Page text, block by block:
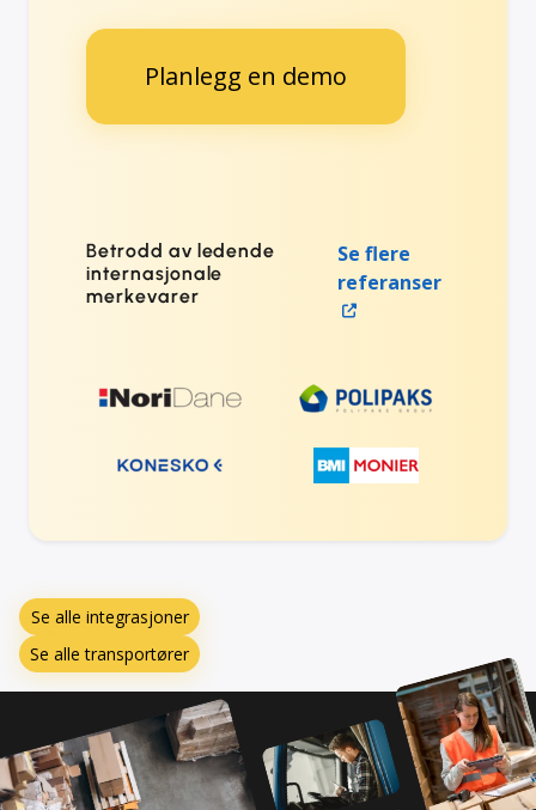
Planlegg en demo
Betrodd av ledende
internasjonale
merkevarer
Se flere
referanser
Se alle integrasjoner
Se alle transportører